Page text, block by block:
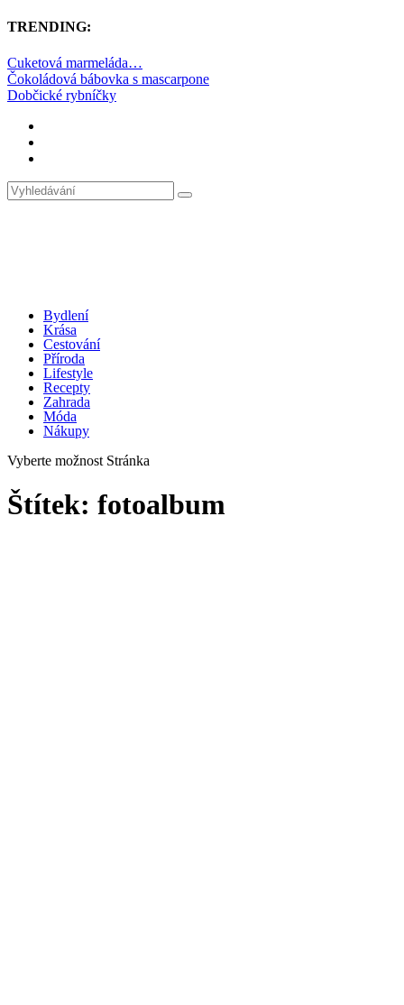
TRENDING:
Cuketová marmeláda…
Čokoládová bábovka s mascarpone
Dobčické rybníčky
Bydlení
Krása
Cestování
Příroda
Lifestyle
Recepty
Zahrada
Móda
Nákupy
Vyberte možnost Stránka
Štítek: fotoalbum